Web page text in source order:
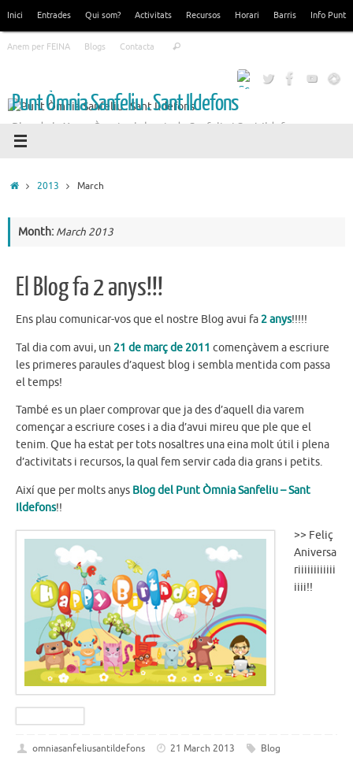
content
Inici Entrades Qui som? Activitats Recursos Horari Barris Info Punt
Anem per FEINA Blogs Contacta Search
Punt Òmnia Sanfeliu . Sant Ildefons
Blog de la Xarxa Òmnia als barris de Sanfeliu i Sant Ildefons
Home2013 March
Month: March 2013
El Blog fa 2 anys!!!
Ens plau comunicar-vos que el nostre Blog avui fa2 anys!!!!!
Tal dia com avui, un 21 de març de 2011 començàvem a escriure
les primeres paraules d’aquest blog i sembla mentida com passa
el temps!
També es un plaer comprovar que ja des d’aquell dia varem
començar a escriure coses i a dia d’avui mireu que ple que el
tenim. Que ha estat per tots nosaltres una eina molt útil i plena
d’activitats i recursos, la qual fem servir cada dia grans i petits.
Així que per molts anys Blog del Punt Òmnia Sanfeliu – Sant
Ildefons!!
>> Feliç
Aniversa
riiiiiiiiiiii
iiii!!
omniasanfeliusantildefons 21 March 2013 Blog